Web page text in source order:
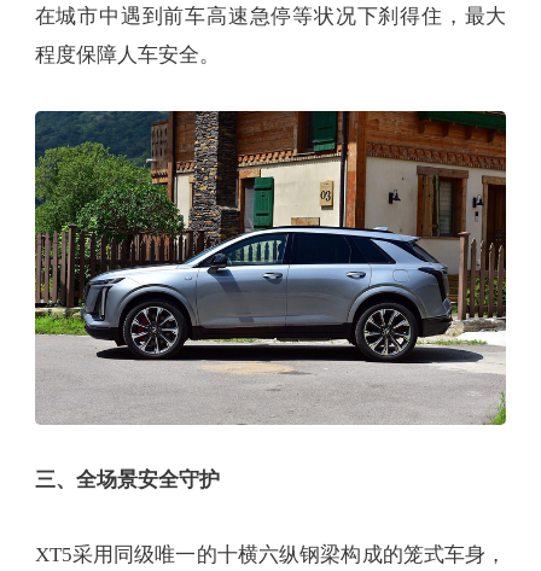
在城市中遇到前车高速急停等状况下刹得住，最大
程度保障人车安全。
三、全场景安全守护
XT5采用同级唯一的十横六纵钢梁构成的笼式车身，